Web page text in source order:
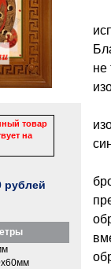
товар
на
рублей
не